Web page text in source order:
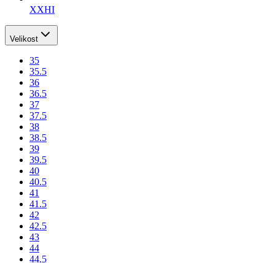
XXHI
Velikost
35
35.5
36
36.5
37
37.5
38
38.5
39
39.5
40
40.5
41
41.5
42
42.5
43
44
44.5